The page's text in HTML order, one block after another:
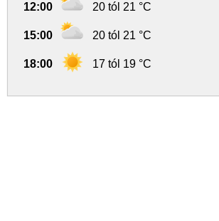
12:00 20 tól 21 °C
15:00 20 tól 21 °C
18:00 17 tól 19 °C